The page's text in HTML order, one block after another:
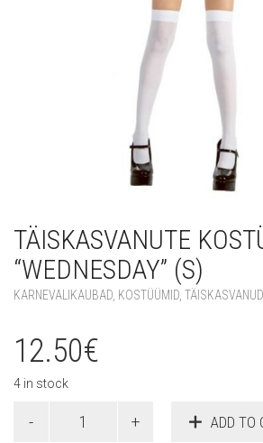
TÄISKASVANUTE
“WEDNESDAY” (S)
KARNEVALIKAUBAD KOSTÜÜMID TÄISKASVANUD
12.50€
4 in stock
kostüüm
ADD TO